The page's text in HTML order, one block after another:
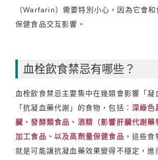
（Warfarin）需要特別小心，因為它會和
保健食品交互影響。
血栓飲食禁忌有哪些？
血栓飲食禁忌主要集中在幾類會影響「凝
「抗凝血藥代謝」的食物，包括： 深綠色
臟、發酵類食品、酒精（影響肝臟代謝藥
加工食品、以及高劑量保健食品 。這些食
就是可能讓抗凝血藥效果變得不穩定，進